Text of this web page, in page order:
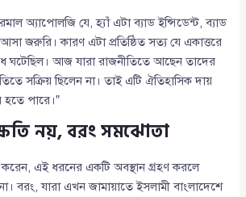
অ্যাপোলজি যে, হ্যাঁ এটা ব্যাড ইন্সিডেন্ট, ব্যাড
জরুরি। কারণ এটা প্রতিষ্ঠিত সত্য যে একাত্তরে
ঘটেছিল। আজ যারা রাজনীতিতে আছেন তাদের
সক্রিয় ছিলেন না। তাই এটি ঐতিহাসিক দায়
পারে।”
নয়, বরং সমঝোতা
করেন, এই ধরনের একটি অবস্থান গ্রহণ করলে
বরং, যারা এখন জামায়াতে ইসলামী বাংলাদেশে